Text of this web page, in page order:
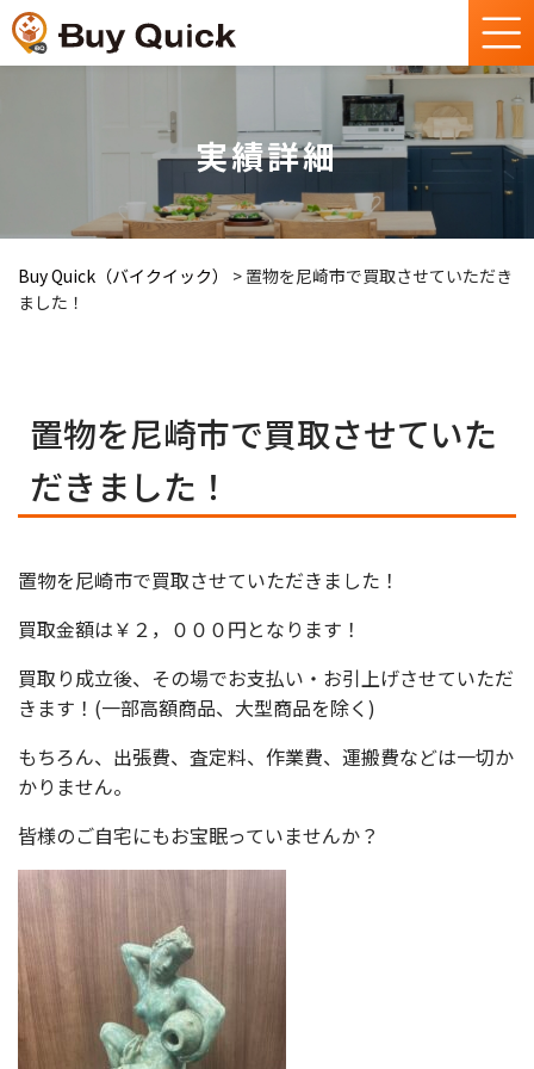
実績詳細
Buy Quick（バイクイック） > 置物を尼崎市で買取させていただき
ました！
置物を尼崎市で買取させていた
だきました！
置物を尼崎市で買取させていただきました！
買取金額は￥２，０００円となります！
買取り成立後、その場でお支払い・お引上げさせていただ
きます！(一部高額商品、大型商品を除く)
もちろん、出張費、査定料、作業費、運搬費などは一切か
かりません。
皆様のご自宅にもお宝眠っていませんか？